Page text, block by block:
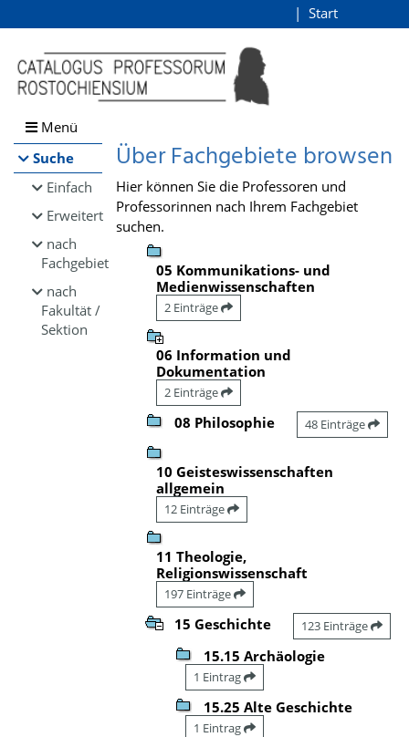
Browsen
direkt zum Inhalt
Start
Menü
Suche
Einfach
Erweitert
nach
Fachgebiet
nach
Fakultät /
Sektion
Über Fachgebiete browsen
Hier können Sie die Professoren und
Professorinnen nach Ihrem Fachgebiet
suchen.
05 Kommunikations- und
Medienwissenschaften
2 Einträge
06 Information und
Dokumentation
2 Einträge
08 Philosophie 48 Einträge
10 Geisteswissenschaften
allgemein
12 Einträge
11 Theologie,
Religionswissenschaft
197 Einträge
15 Geschichte 123 Einträge
15.15 Archäologie
1 Eintrag
15.25 Alte Geschichte
1 Eintrag